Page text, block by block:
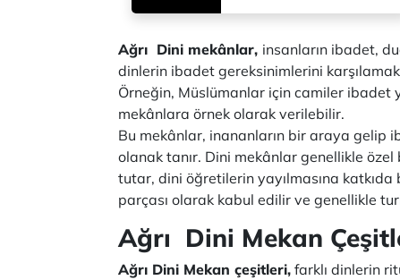
Ağrı Dini mekânlar, insanların ibadet,
dinlerin ibadet gereksinimlerini
Örneğin, Müslümanlar için camiler
mekânlara örnek olarak verilebilir.
Bu mekânlar, inananların bir araya gelip
olanak tanır. Dini mekânlar genellikle
tutar, dini öğretilerin yayılmasına
parçası olarak kabul edilir ve genellikle
Ağrı Dini Mekan
Ağrı Dini Mekan çeşitleri, farklı dinlerin